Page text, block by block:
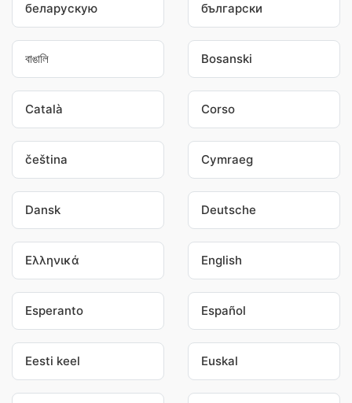
беларускую български
বাঙালি Bosanski
Català Corso
čeština Cymraeg
Dansk Deutsche
Ελληνικά English
Esperanto Español
Eesti keel Euskal